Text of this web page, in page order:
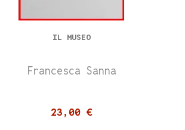
IL MUSEO
Francesca Sanna
23,00 €